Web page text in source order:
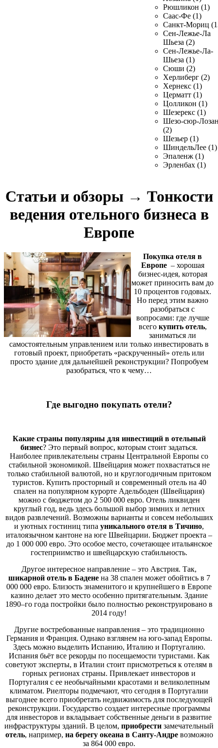
Рюшликон (1)
Саас-Фе (1)
Санкт-Мориц
Сен-Лежье-Ла
Шьеза (2)
Сен-Лежье-Ла-
Шьеза (1)
Сюши (2)
Херлиберг (2)
Хернекс (1)
Церматт (1)
Цолликон (1)
Шезерекс (1)
Шезо-сюр-
(2)
Шезьер (1)
ШиндельЛее (1)
Эпаленж (1)
Эрленбах (1)
Статьи и обзоры → Тонкости
ведения отельного бизнеса в
Европе
Покупка отеля в
Европе – хорошая
бизнес-идея, которая
может приносить вам до
10 процентов годовых.
Но перед этим важно
разобраться с
вопросами: где лучше
всего купить отель,
заниматься ли
самостоятельным управлением или только инвестировать в
готовый проект, приобретать «раскрученный» отель или
просто здание для дальнейшей реконструкции? Попробуем
разобраться, что к чему…
Где выгодно покупать отели?
Какие страны популярны для инвестиций в отельный
бизнес? Это первый вопрос, которым стоит задаться.
Наиболее привлекательны страны Центральной Европы со
стабильной экономикой. Швейцария может похвастаться не
только стабильной валютой, но и круглогодичным притоком
туристов. Купить просторный и современный отель на 40
спален на популярном курорте Адельбоден (Швейцария)
можно с бюджетом до 2 500 000 евро. Отель ликвиден
круглый год, ведь здесь большой выбор зимних и летних
видов развлечений. Возможны варианты и совсем небольших
и уютных гостиниц типа уникального отеля в Тичино,
италоязычном кантоне на юге Швейцарии. Бюджет проекта –
до 1 000 000 евро. Это особое место, сочетающее итальянское
гостеприимство и швейцарскую стабильность.
Другое интересное направление – это Австрия. Так,
шикарной отель в Баденена 38 спален может обойтись в 7
000 000 евро. Близость знаменитого и крупнейшего в Европе
казино делает это место особенно притягательным. Здание
1890–го года постройки было полностью реконструировано в
2014 году!
Другие востребованные направления – это традиционно
Германия и Франция. Однако взглянем на юго-запад Европы.
Здесь можно выделить Испанию, Италию и Португалию.
Испания бьёт все рекорды по посещаемости туристами. Как
советуют эксперты, в Италии стоит присмотреться к отелям в
горных регионах страны. Привлекает инвесторов и
Португалия с ее необычайными красотами и великолепным
климатом. Риелторы подмечают, что сегодня в Португалии
выгоднее всего приобретать недвижимость для последующей
реконструкции. Государство создает интересные программы
для инвесторов и вкладывает собственные деньги в развитие
инфраструктуры зданий. В целом, приобрести замечательный
отель, например, на берегу океана в Санту-Андревозможно
за 864 000 евро.